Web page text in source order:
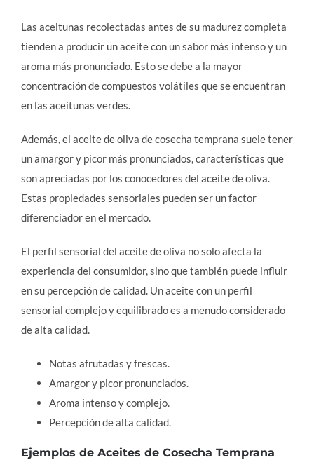
Las aceitunas recolectadas antes de su madurez completa
tienden a producir un aceite con un sabor más intenso y un
aroma más pronunciado. Esto se debe a la mayor
concentración de compuestos volátiles que se encuentran
en las aceitunas verdes.
Además, el aceite de oliva de cosecha temprana suele tener
un amargor y picor más pronunciados, características que
son apreciadas por los conocedores del aceite de oliva.
Estas propiedades sensoriales pueden ser un factor
diferenciador en el mercado.
El perfil sensorial del aceite de oliva no solo afecta la
experiencia del consumidor, sino que también puede influir
en su percepción de calidad. Un aceite con un perfil
sensorial complejo y equilibrado es a menudo considerado
de alta calidad.
Notas afrutadas y frescas.
Amargor y picor pronunciados.
Aroma intenso y complejo.
Percepción de alta calidad.
Ejemplos de Aceites de Cosecha Temprana